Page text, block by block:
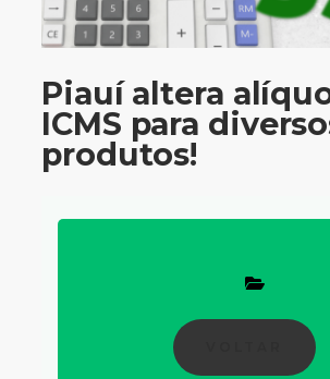
Piauí altera
ICMS para
produtos!